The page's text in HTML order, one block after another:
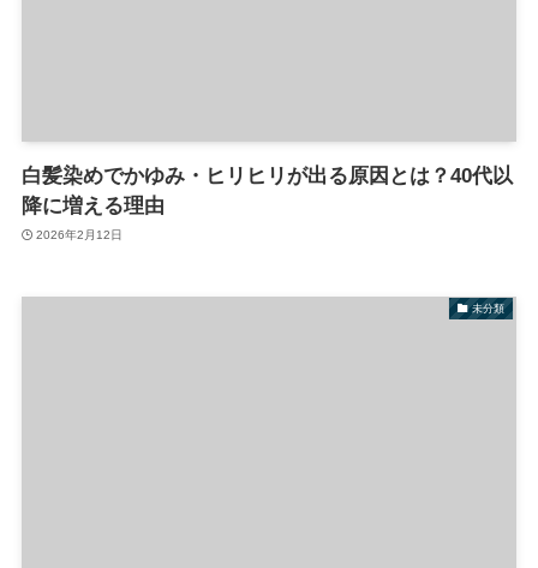
白髪染めでかゆみ・ヒリヒリが出る原因とは？40代以
降に増える理由
2026年2月12日
未分類